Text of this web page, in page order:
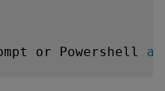
or Powershell as